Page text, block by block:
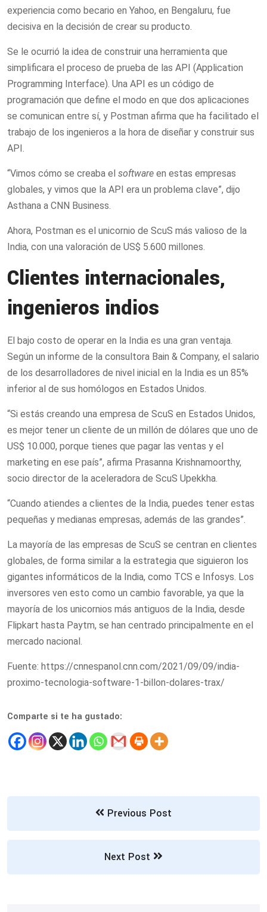
experiencia como becario en Yahoo, en Bengaluru, fue
decisiva en la decisión de crear su producto.
Se le ocurrió la idea de construir una herramienta que
simplificara el proceso de prueba de las API (Application
Programming Interface). Una API es un código de
programación que define el modo en que dos aplicaciones
se comunican entre sí, y Postman afirma que ha facilitado el
trabajo de los ingenieros a la hora de diseñar y construir sus
API.
“Vimos cómo se creaba el software en estas empresas
globales, y vimos que la API era un problema clave”, dijo
Asthana a CNN Business.
Ahora, Postman es el unicornio de ScuS más valioso de la
India, con una valoración de US$ 5.600 millones.
Clientes internacionales,
ingenieros indios
El bajo costo de operar en la India es una gran ventaja.
Según un informe de la consultora Bain & Company, el salario
de los desarrolladores de nivel inicial en la India es un 85%
inferior al de sus homólogos en Estados Unidos.
“Si estás creando una empresa de ScuS en Estados Unidos,
es mejor tener un cliente de un millón de dólares que uno de
US$ 10.000, porque tienes que pagar las ventas y el
marketing en ese país”, afirma Prasanna Krishnamoorthy,
socio director de la aceleradora de ScuS Upekkha.
“Cuando atiendes a clientes de la India, puedes tener estas
pequeñas y medianas empresas, además de las grandes”.
La mayoría de las empresas de ScuS se centran en clientes
globales, de forma similar a la estrategia que siguieron los
gigantes informáticos de la India, como TCS e Infosys. Los
inversores ven esto como un cambio favorable, ya que la
mayoría de los unicornios más antiguos de la India, desde
Flipkart hasta Paytm, se han centrado principalmente en el
mercado nacional.
Fuente: https://cnnespanol.cnn.com/2021/09/09/india-
proximo-tecnologia-software-1-billon-dolares-trax/
Comparte si te ha gustado:
Previous Post
Next Post